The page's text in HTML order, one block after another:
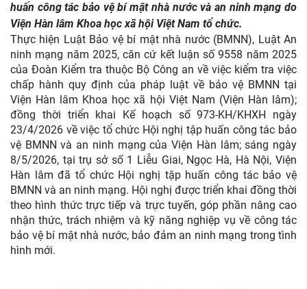
huấn công tác bảo vệ bí mật nhà nước và an ninh mạng do
Viện Hàn lâm Khoa học xã hội Việt Nam tổ chức.
Thực hiện Luật Bảo vệ bí mật nhà nước (BMNN), Luật An
ninh mạng năm 2025, căn cứ kết luận số 9558 năm 2025
của Đoàn Kiểm tra thuộc Bộ Công an về việc kiểm tra việc
chấp hành quy định của pháp luật về bảo vệ BMNN tại
Viện Hàn lâm Khoa học xã hội Việt Nam (Viện Hàn lâm);
đồng thời triển khai Kế hoạch số 973-KH/KHXH ngày
23/4/2026 về việc tổ chức Hội nghị tập huấn công tác bảo
vệ BMNN và an ninh mạng của Viện Hàn lâm; sáng ngày
8/5/2026, tại trụ sở số 1 Liễu Giai, Ngọc Hà, Hà Nội, Viện
Hàn lâm đã tổ chức Hội nghị tập huấn công tác bảo vệ
BMNN và an ninh mạng. Hội nghị được triển khai đồng thời
theo hình thức trực tiếp và trực tuyến, góp phần nâng cao
nhận thức, trách nhiệm và kỹ năng nghiệp vụ về công tác
bảo vệ bí mật nhà nước, bảo đảm an ninh mạng trong tình
hình mới.